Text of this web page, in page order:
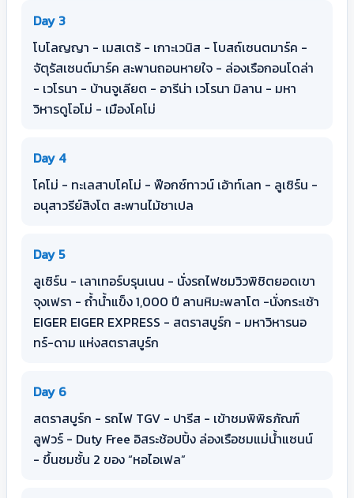
Day 3
โบโลญญา - เมสเตร้ - เกาะเวนิส - โบสถ์เซนตมาร์ค -
จัตุรัสเซนต์มาร์ค สะพานถอนหายใจ - ล่องเรือกอนโดล่า
- เวโรนา - บ้านจูเลียต - อารีน่า เวโรนา มิลาน - มหา
วิหารดูโอโม่ - เมืองโคโม่
Day 4
โคโม่ - ทะเลสาบโคโม่ - ฟ๊อกซ์ทาวน์ เอ้าท์เลท - ลูเซิร์น -
อนุสาวรีย์สิงโต สะพานไม้ชาเปล
Day 5
ลูเซิร์น - เลาเทอร์บรุนเนน - นั่งรถไฟชมวิวพิชิตยอดเขา
จุงเฟรา - ถ้ำน้ำแข็ง 1,000 ปี ลานหิมะพลาโต -นั่งกระเช้า
EIGER EIGER EXPRESS - สตราสบูร์ก - มหาวิหารนอ
ทร์-ดาม แห่งสตราสบูร์ก
Day 6
สตราสบูร์ก - รถไฟ TGV - ปารีส - เข้าชมพิพิธภัณฑ์
ลูฟวร์ - Duty Free อิสระช้อปปิ้ง ล่องเรือชมแม่น้ำแซนน์
- ขึ้นชมชั้น 2 ของ “หอไอเฟล”